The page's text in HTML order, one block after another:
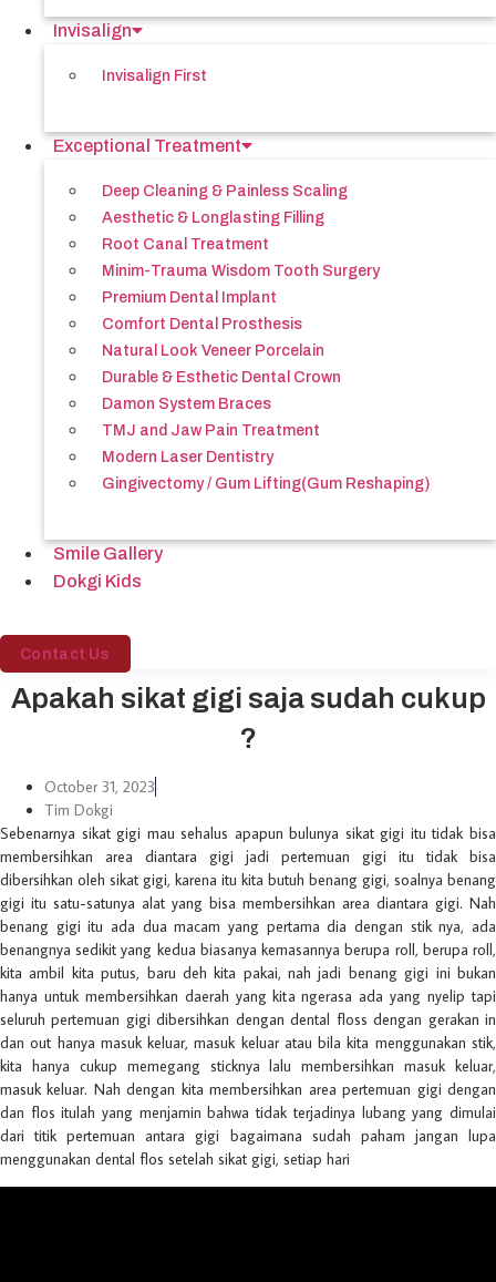
Invisalign
Invisalign First
Exceptional Treatment
Deep Cleaning & Painless Scaling
Aesthetic & Longlasting Filling
Root Canal Treatment
Minim-Trauma Wisdom Tooth Surgery
Premium Dental Implant
Comfort Dental Prosthesis
Natural Look Veneer Porcelain
Durable & Esthetic Dental Crown
Damon System Braces
TMJ and Jaw Pain Treatment
Modern Laser Dentistry
Gingivectomy / Gum Lifting(Gum Reshaping)
Smile Gallery
Dokgi Kids
Contact Us
Apakah sikat gigi saja sudah cukup
?
October 31, 2023
Tim Dokgi
Sebenarnya sikat gigi mau sehalus apapun bulunya sikat gigi itu tidak bisa
membersihkan area diantara gigi jadi pertemuan gigi itu tidak bisa
dibersihkan oleh sikat gigi, karena itu kita butuh benang gigi, soalnya benang
gigi itu satu-satunya alat yang bisa membersihkan area diantara gigi. Nah
benang gigi itu ada dua macam yang pertama dia dengan stik nya, ada
benangnya sedikit yang kedua biasanya kemasannya berupa roll, berupa roll,
kita ambil kita putus, baru deh kita pakai, nah jadi benang gigi ini bukan
hanya untuk membersihkan daerah yang kita ngerasa ada yang nyelip tapi
seluruh pertemuan gigi dibersihkan dengan dental floss dengan gerakan in
dan out hanya masuk keluar, masuk keluar atau bila kita menggunakan stik,
kita hanya cukup memegang sticknya lalu membersihkan masuk keluar,
masuk keluar. Nah dengan kita membersihkan area pertemuan gigi dengan
dan flos itulah yang menjamin bahwa tidak terjadinya lubang yang dimulai
dari titik pertemuan antara gigi bagaimana sudah paham jangan lupa
menggunakan dental flos setelah sikat gigi, setiap hari